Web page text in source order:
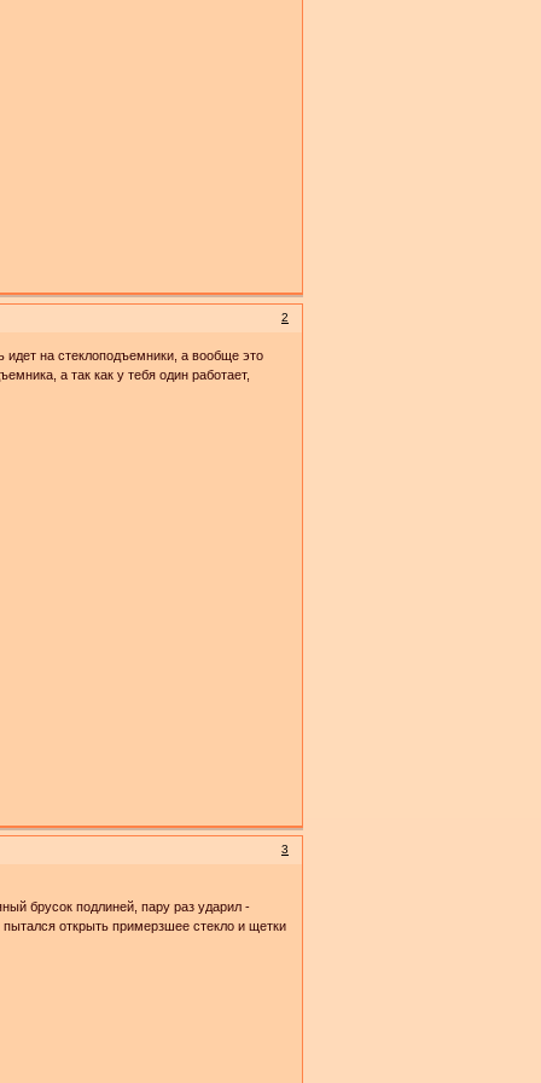
2
на стеклоподъемники, а вообще это
а так как у тебя один работает,
3
брусок подлиней, пару раз ударил -
открыть примерзшее стекло и щетки